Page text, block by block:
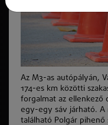
Az M3-as autópályán,
174-es km közötti
forgalmat az ellenkező
egy-egy sáv járható. A
található Polgár pihenő